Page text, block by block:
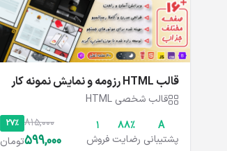
قالب HTML رزومه و نمایش نمونه کار
واسکر، Wasker
قالب شخصی HTML
A
پشتیبانی
۸۸%
رضایت
1
فروش
27% 815,000
599,000تومان